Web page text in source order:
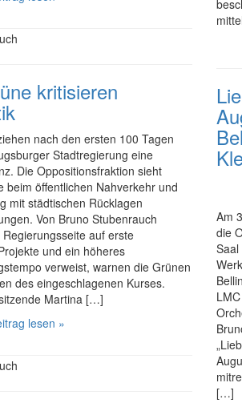
kritisieren
nach den ersten 100 Tagen
Stadtregierung eine
Die Oppositionsfraktion sieht
beim öffentlichen Nahverkehr und
mit städtischen Rücklagen
Von Bruno Stubenrauch
auf erste
und ein höheres
verweist, warnen die Grünen
des eingeschlagenen Kurses.
Martina […]
lesen »
Am
die
[…]